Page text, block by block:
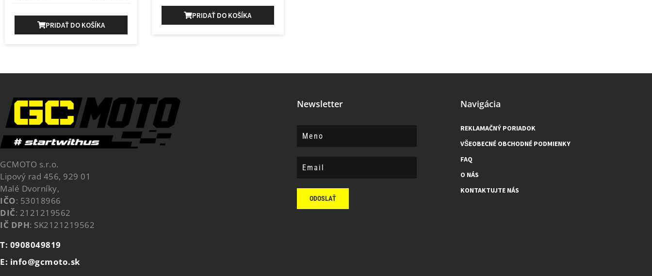
PRIDAŤ DO KOŠÍKA
PRIDAŤ DO KOŠÍKA
GCMOTO s.r.o.
Lipový rad 456, 929 01
Malé Dvorníky,
IČO: 53018966
DIČ: 2121219562
IČ DPH: SK2121219562
T: 0908049819
E: info@gcmoto.sk
Newsletter
ODOSLAŤ
Navigácia
REKLAMAČNÝ PORIADOK
VŠEOBECNÉ OBCHODNÉ PODMIENKY
FAQ
O NÁS
KONTAKTUJTE NÁS